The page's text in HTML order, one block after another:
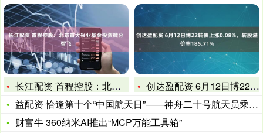
长江配资 首程控股：北京首大兴业基金投资微分智飞
创达盈配资 6月12日博22转债上涨0.08%，转股溢价率1
益配资 恰逢第十个“中国航天日”——神舟二十号航天员乘组于4
财富牛 360纳米AI推出“MCP万能工具箱”